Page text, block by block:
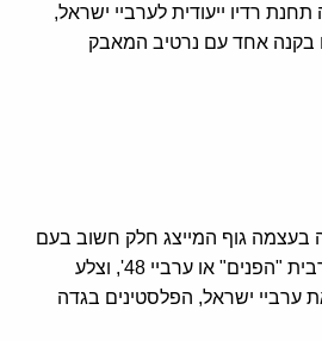
רדיו ייעודית לערביי ישראל,
אחד עם נרטיב המאבק
בעצמה גוף המייצג חלק חשוב בעם
הפלסטיני, מה שקרוי בערבית "הפנים" או ערביי 48', וצלע
ערביי ישראל, הפלסטינים בגדה